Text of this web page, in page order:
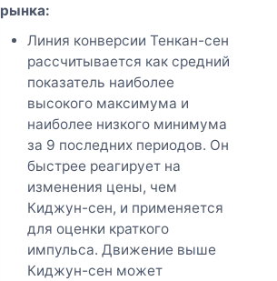
рынка:
Линия конверсии Тенкан-сен
рассчитывается как средний
показатель наиболее
высокого максимума и
наиболее низкого минимума
за 9 последних периодов. Он
быстрее реагирует на
изменения цены, чем
Киджун-сен, и применяется
для оценки краткого
импульса. Движение выше
Киджун-сен может